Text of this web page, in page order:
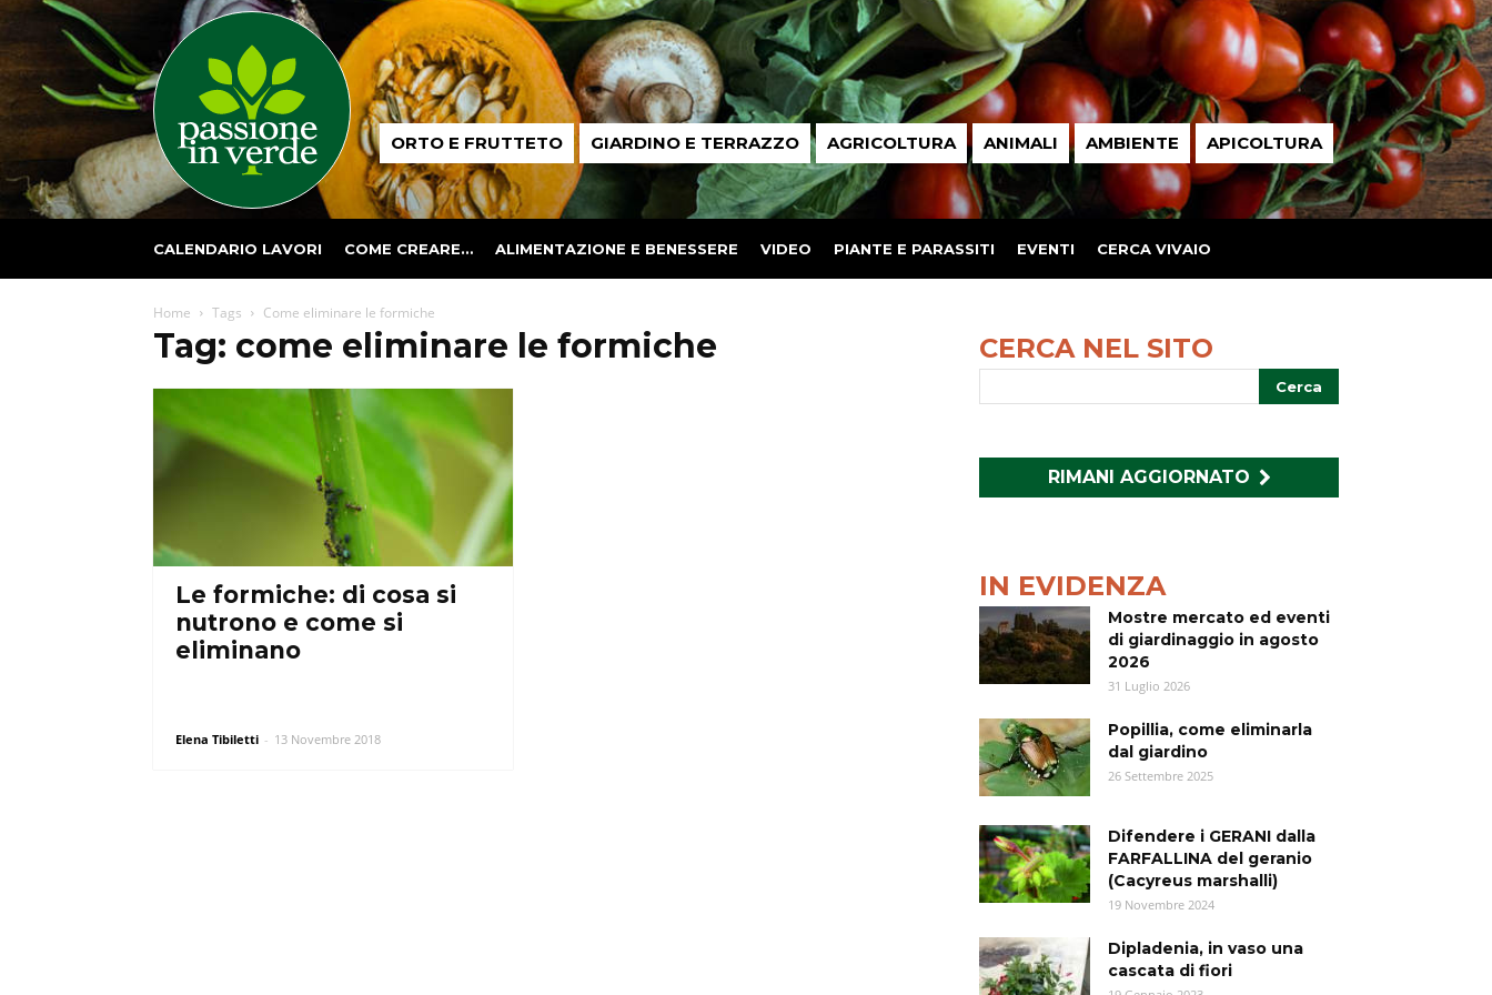
Passione
in ORTO E FRUTTETO GIARDINO E TERRAZZO AGRICOLTURA ANIMALI AMBIENTE APICOLTURA
CALENDARIO LAVORI COME CREARE… ALIMENTAZIONE E BENESSERE VIDEO PIANTE E PARASSITI EVENTI CERCA VIVAIO
Home Tags Come eliminare le formiche
Tag: come eliminare le formiche
Le formiche: di cosa si
nutrono e come si
eliminano
Elena Tibiletti - 13 Novembre 2018
CERCA NEL SITO
RIMANI AGGIORNATO
IN EVIDENZA
Mostre mercato ed eventi
di giardinaggio in agosto
2026
31 Luglio 2026
Popillia, come eliminarla
dal giardino
26 Settembre 2025
Difendere i GERANI dalla
FARFALLINA del geranio
(Cacyreus marshalli)
19 Novembre 2024
Dipladenia, in vaso una
cascata di fiori